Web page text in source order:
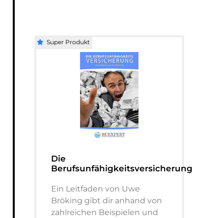
Die
Berufsunfähigkeitsversicherung
Ein Leitfaden von Uwe
Bröking gibt dir anhand von
zahlreichen Beispielen und
Super Produkt